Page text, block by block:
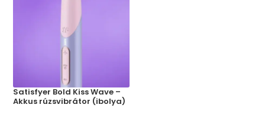
Satisfyer Bold Kiss Wave –
Akkus rúzsvibrátor (ibolya)